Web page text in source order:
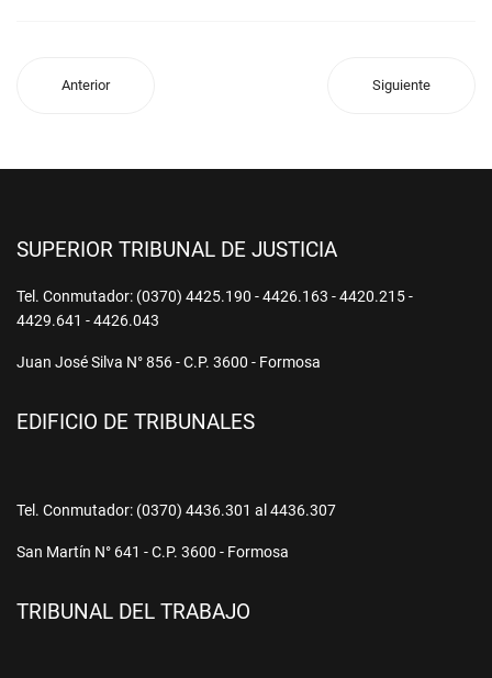
Anterior Siguiente
SUPERIOR TRIBUNAL DE JUSTICIA
Tel. Conmutador: (0370) 4425.190 - 4426.163 - 4420.215 -
4429.641 - 4426.043
Juan José Silva N° 856 - C.P. 3600 - Formosa
EDIFICIO DE TRIBUNALES
Tel. Conmutador: (0370) 4436.301 al 4436.307
San Martín N° 641 - C.P. 3600 - Formosa
TRIBUNAL DEL TRABAJO